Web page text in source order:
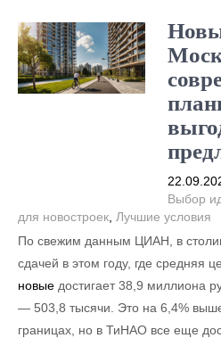
Выбор
для новостроек Лучшие условия
По свежим данным ЦИАН, в
сдачей в этом году, где средняя
новые достигает 38,9 миллиона
— 503,8 тысячи. Это на 6,4%
границах, но в ТиНАО все еще